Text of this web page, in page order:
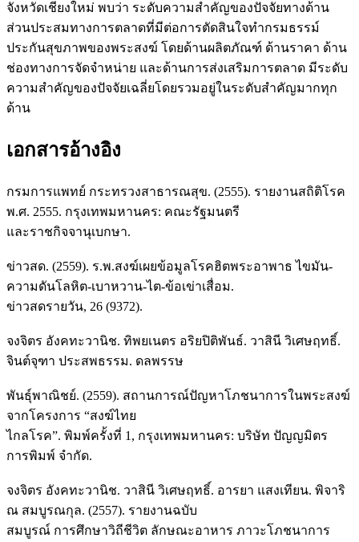
จังหวัดเชียงใหม่ พบว่า ระดับความสำคัญของปัจจัยทางด้าน
ส่วนประสมทางการตลาดที่มีต่อการตัดสินใจทำกรมธรรม์
ประกันสุขภาพของพระสงฆ์ โดยด้านผลิตภัณฑ์ ด้านราคา ด้าน
ช่องทางการจัดจำหน่าย และด้านการส่งเสริมการตลาด มีระดับ
ความสำคัญของปัจจัยเฉลี่ยโดยรวมอยู่ในระดับสำคัญมากทุก
ด้าน
เอกสารอ้างอิง
กรมการแพทย์ กระทรวงสาธารณสุข. (2555). รายงานสถิติโรค
พ.ศ. 2555. กรุงเทพมหานคร: คณะรัฐมนตรี
และราชกิจจานุเบกษา.
ข่าวสด. (2559). ร.พ.สงฆ์เผยข้อมูลโรคฮิตพระอาพาธ ไขมัน-
ความดันโลหิต-เบาหวาน-ไต-ข้อเข่าเสื่อม.
ข่าวสดรายวัน, 26 (9372).
จงจิตร อังคทะวานิช. ทิพยเนตร อริยปิติพันธ์. วาสินี วิเศษฤทธิ์.
จินต์จุฑา ประสพธรรม. ดลพรรษ
พันธุ์พาณิชย์. (2559). สถานการณ์ปัญหาโภชนาการในพระสงฆ์
จากโครงการ “สงฆ์ไทย
ไกลโรค”. พิมพ์ครั้งที่ 1, กรุงเทพมหานคร: บริษัท ปัญญมิตร
การพิมพ์ จำกัด.
จงจิตร อังคทะวานิช. วาสินี วิเศษฤทธิ์. อารยา แสงเทียน. พิจาริ
ณ สมบูรณกุล. (2557). รายงานฉบับ
สมบูรณ์ การศึกษาวิถีชีวิต ลักษณะอาหาร ภาวะโภชนาการ